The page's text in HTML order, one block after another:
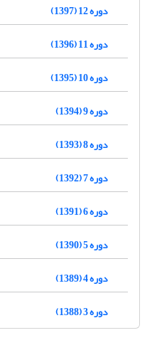
دوره 12 (1397)
دوره 11 (1396)
دوره 10 (1395)
دوره 9 (1394)
دوره 8 (1393)
دوره 7 (1392)
دوره 6 (1391)
دوره 5 (1390)
دوره 4 (1389)
دوره 3 (1388)